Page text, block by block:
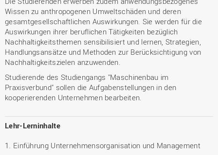
Wissen zu anthropogenen Umweltschäden und deren
gesamtgesellschaftlichen Auswirkungen. Sie werden für die
Auswirkungen ihrer beruflichen Tätigkeiten bezüglich
Nachhaltigkeitsthemen sensibilisiert und lernen, Strategien,
Handlungsansätze und Methoden zur Berücksichtigung von
Nachhaltigkeitszielen anzuwenden.
Studierende des Studiengangs "Maschinenbau im
Praxisverbund" sollen die Aufgabenstellungen in den
kooperierenden Unternehmen bearbeiten.
Lehr-Lerninhalte
1. Einführung Unternehmensorganisation und Management